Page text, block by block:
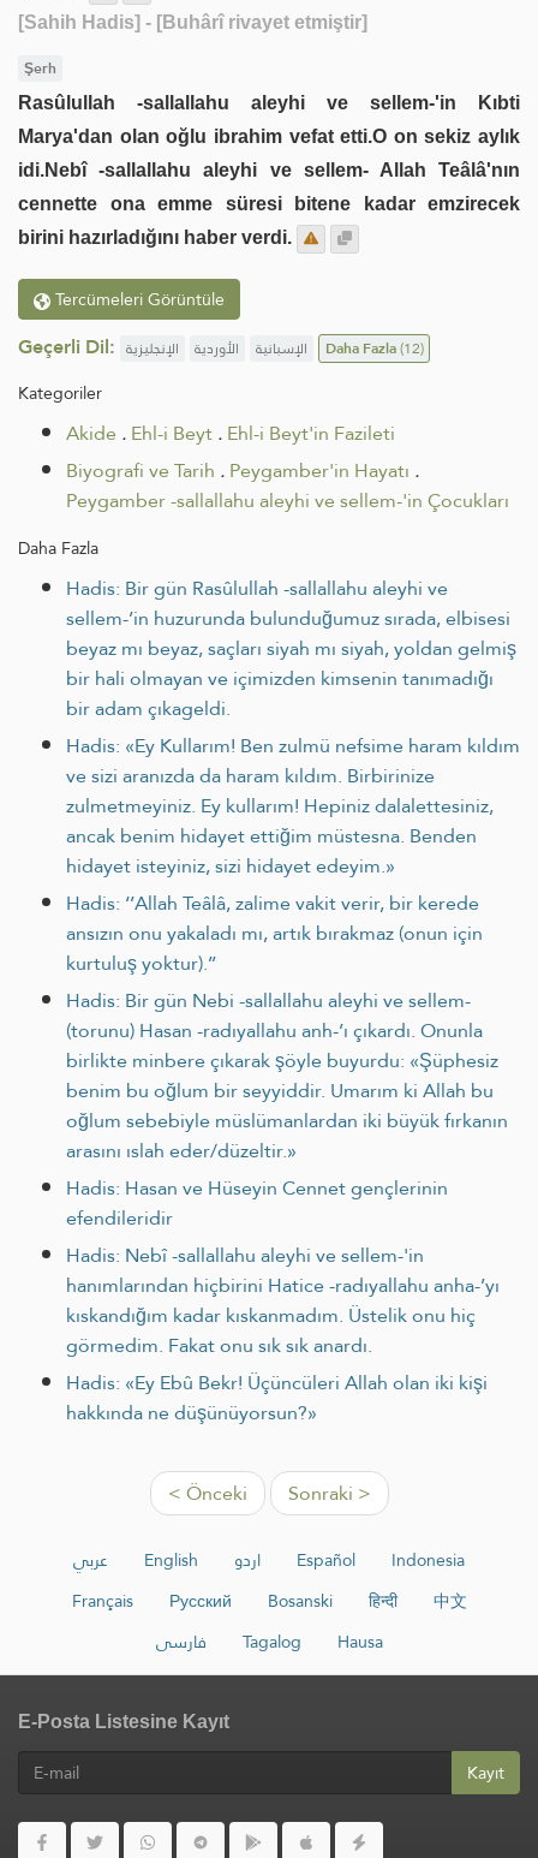
[Sahih Hadis] - [Buhârî rivayet etmiştir]
Şerh
Rasûlullah -sallallahu aleyhi ve sellem-'in Kıbti
Marya'dan olan oğlu ibrahim vefat etti.O on sekiz aylık
idi.Nebî -sallallahu aleyhi ve sellem- Allah Teâlâ'nın
cennette ona emme süresi bitene kadar emzirecek
birini hazırladığını haber verdi.
Tercümeleri Görüntüle
Geçerli Dil: الإنجليزية الأوردية الإسبانية Daha Fazla(12)
Kategoriler
Akide .Ehl-i Beyt.Ehl-i Beyt'in Fazileti
Biyografi ve Tarih .Peygamber'in Hayatı .
Peygamber -sallallahu aleyhi ve sellem-'in Çocukları
Daha Fazla
Hadis: Bir gün Rasûlullah -sallallahu aleyhi ve
sellem-’in huzurunda bulunduğumuz sırada, elbisesi
beyaz mı beyaz, saçları siyah mı siyah, yoldan gelmiş
bir hali olmayan ve içimizden kimsenin tanımadığı
bir adam çıkageldi.
Hadis: «Ey Kullarım! Ben zulmü nefsime haram kıldım
ve sizi aranızda da haram kıldım. Birbirinize
zulmetmeyiniz. Ey kullarım! Hepiniz dalalettesiniz,
ancak benim hidayet ettiğim müstesna. Benden
hidayet isteyiniz, sizi hidayet edeyim.»
Hadis: ‘’Allah Teâlâ, zalime vakit verir, bir kerede
ansızın onu yakaladı mı, artık bırakmaz (onun için
kurtuluş yoktur).’’
Hadis: Bir gün Nebi -sallallahu aleyhi ve sellem-
(torunu) Hasan -radıyallahu anh-’ı çıkardı. Onunla
birlikte minbere çıkarak şöyle buyurdu: «Şüphesiz
benim bu oğlum bir seyyiddir. Umarım ki Allah bu
oğlum sebebiyle müslümanlardan iki büyük fırkanın
arasını ıslah eder/düzeltir.»
Hadis: Hasan ve Hüseyin Cennet gençlerinin
efendileridir
Hadis: Nebî -sallallahu aleyhi ve sellem-'in
hanımlarından hiçbirini Hatice -radıyallahu anha-’yı
kıskandığım kadar kıskanmadım. Üstelik onu hiç
görmedim. Fakat onu sık sık anardı.
Hadis: «Ey Ebû Bekr! Üçüncüleri Allah olan iki kişi
hakkında ne düşünüyorsun?»
< Önceki Sonraki >
عربي English اردو Español
Indonesia
Français
Русский Bosanski हिन्दी
中文
فارسی
Tagalog Hausa
E-Posta Listesine Kayıt
Kayıt